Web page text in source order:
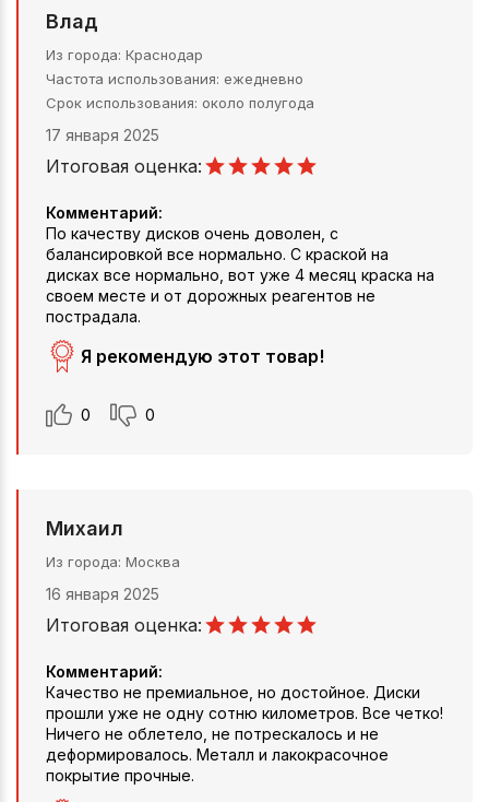
Влад
Из города Краснодар
Частота использования ежедневно
Срок использования около полугода
17 января 2025
Итоговая оценка:
Комментарий:
По качеству дисков очень доволен, с
балансировкой все нормально. С краской на
дисках все нормально, вот уже 4 месяц краска на
своем месте и от дорожных реагентов не
пострадала.
Я рекомендую этот товар!
0 0
Михаил
Из города Москва
16 января 2025
Итоговая оценка:
Комментарий:
Качество не премиальное, но достойное. Диски
прошли уже не одну сотню километров. Все четко!
Ничего не облетело, не потрескалось и не
деформировалось. Металл и лакокрасочное
покрытие прочные.